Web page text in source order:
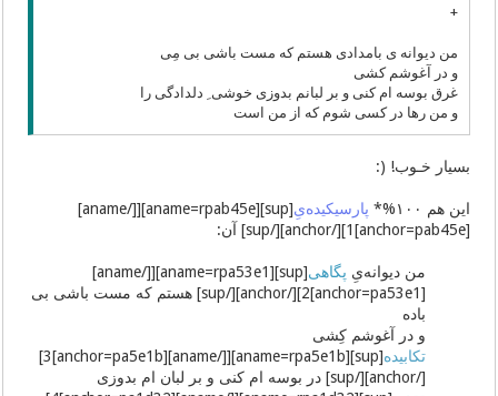
+
من دیوانه ی بامدادی هستم که مست باشی بی مِی
و در آغوشم کشی
غرق بوسه ام کنی و بر لبانم بدوزی خوشی ِ دلدادگی را
و من رها در کسی شوم که از من است
بسیار خـوب! (:
این هم ١٠٠%* پارسیکیده‌یِ
[sup][aname=rpab45e][[/aname]
[anchor=pab45e]1][/anchor][/sup] آن:
من دیوانه‌یِ پگاهی
[sup][aname=rpa53e1][[/aname]
[anchor=pa53e1]2][/anchor][/sup] هستم که مست باشی بی
باده
و در آغوشم کِشی
تکابیده
[sup][aname=rpa5e1b][[/aname][anchor=pa5e1b]3]
[/anchor][/sup] در بوسه ام کنی و بر لبان ام بدوزی